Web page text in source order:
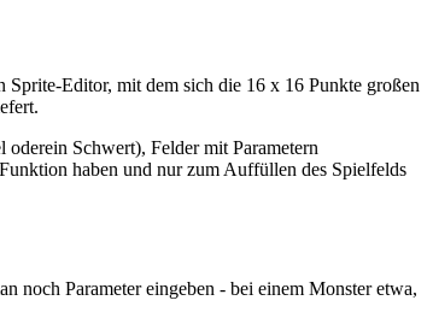
Editor, mit dem sich die 16 x 16 Punkte großen
Schwert), Felder mit Parametern
haben und nur zum Auffüllen des Spielfelds
noch Parameter eingeben - bei einem Monster etwa,